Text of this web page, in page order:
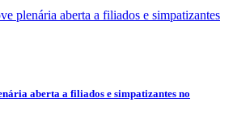
aberta a filiados e simpatizantes no